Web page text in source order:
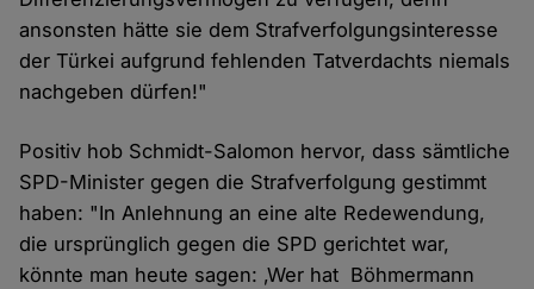
ansonsten hätte sie dem Strafverfolgungsinteresse
der Türkei aufgrund fehlenden Tatverdachts niemals
nachgeben dürfen!"
Positiv hob Schmidt-Salomon hervor, dass sämtliche
SPD-Minister gegen die Strafverfolgung gestimmt
haben: "In Anlehnung an eine alte Redewendung,
die ursprünglich gegen die SPD gerichtet war,
könnte man heute sagen: ‚Wer hat Böhmermann